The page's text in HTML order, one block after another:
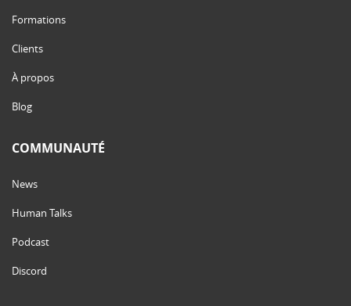
Formations
Clients
À propos
Blog
COMMUNAUTÉ
News
Human Talks
Podcast
Discord